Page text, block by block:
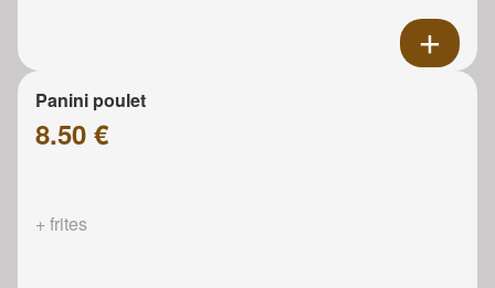
Panini poulet
8.50 €
+ frites